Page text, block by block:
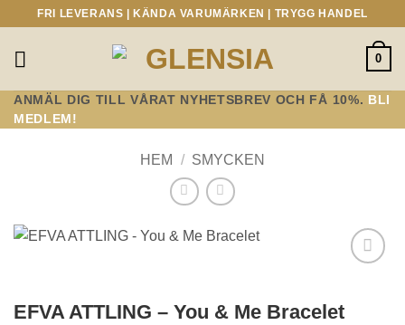
content
FRI LEVERANS | KÄNDA VARUMÄRKEN | TRYGG HANDEL
0
ANMÄL DIG TILL VÅRAT NYHETSBREV OCH FÅ 10%. BLI
MEDLEM!
HEM / SMYCKEN
EFVA ATTLING – You & Me Bracelet